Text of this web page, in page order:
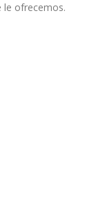
le ofrecemos.